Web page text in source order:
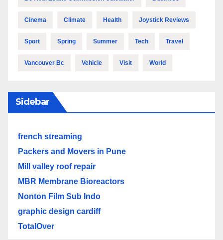
Cinema Climate Health Joystick Reviews
Sport Spring Summer Tech Travel
Vancouver Bc Vehicle Visit World
Sidebar
french streaming
Packers and Movers in Pune
Mill valley roof repair
MBR Membrane Bioreactors
Nonton Film Sub Indo
graphic design cardiff
TotalOver